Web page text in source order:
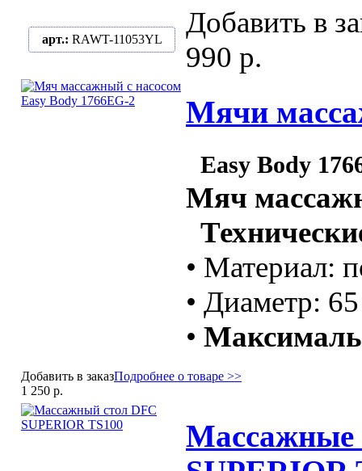
арт.: RAWT-11053YL
Добавить в
990 р.
Мячи
Easy Body
Мяч
• Материал:
• Диаметр:
•
Добавить в заказПодробнее о товаре >>
1 250 р.
Массажные